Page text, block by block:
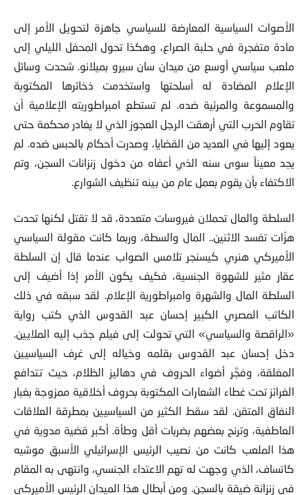
الأصوات السياسية المعارضة للسياسي جاهزة لتحويل الأمر إلى
مادة متفجرة في حلبة الصراع، وهكذا تحول المحفل الليلي إلى
ملعب سياسي أوسع من ميدان سان سيرو بميلانو. شحدت وسائل
الإعلام المضادة له أسلحتها واستخدمت ذخائرها المكتوبة
والمسموعة والمرئية ضده. لم تستطع امبراطوريته الإعلامية أن
تقاوم الحرب التي أرهقت الرجل العجوز الذي لا يغادر محكمة حتى
يعود إليها في العديد من القضايا، وصدرت أحكام بالحبس ضده. لم
يجد معيناً سوى سنه الذي أعفاه من دخول زنزانات السجن، وتم
الاكتفاء بأن يقوم بعمل عام من بينه تنظيف الشوارع.
السلطة والمال تحملان فيروسات متعددة، قد لا تقتل لكنها تحدت
هزّات تفسد الاثنين.. المال والسطة، وربما كانت مقولة السياسي
الأميركي هنري كيسنجر تلامس الصواب عندما قال إن السلطة
عقار مثير للشهوة الجنسية، فكيف يكون الأمر إذا أضيف إلى
السلطة المال والشهرة وامبراطورية الإعلام. لقد سبقه في ذلك
الكاتب المصري الكبير إحسان عبد القدوس الذي كتب رواية
«الراقصة والسياسي» التي تحولت إلى فيلم جذب إليه الملايين.
دخل إحسان عبد القدوس بقلمه وخياله إلى غرف السياسيين
المغلقة، وفجَّر أضواء الحروف في دهاليز الظلام، حيث تتدافع
الغرائز تحت غطاء الشعارات المكتوبة بحروف أخلاقية ممزوجة بغبار
النفاق المتقن. لقد سقط الكثير من السياسيين بمطرقة العلاقات
العاطفية، وترنح بعضهم بضربات أقل وطأة. أكبر قضية مدوية في
هذا الملعب كانت من نصيب الرئيس الإسرائيلي الأسبق موشيه
كاتساف، الذي وجهت له تهم الاعتداء الجنسي، وانتهى به المقام
في زنزانة ضيقة بالسجن. ومن أبطال هذا الميدان الرئيس الأميركي